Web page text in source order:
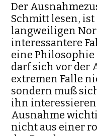
Der
Schmitt lesen,
langweiligen
interessantere
eine Philosophie
darf sich vor der
extremen Falle
sondern muß
ihn
Ausnahme
nicht aus einer